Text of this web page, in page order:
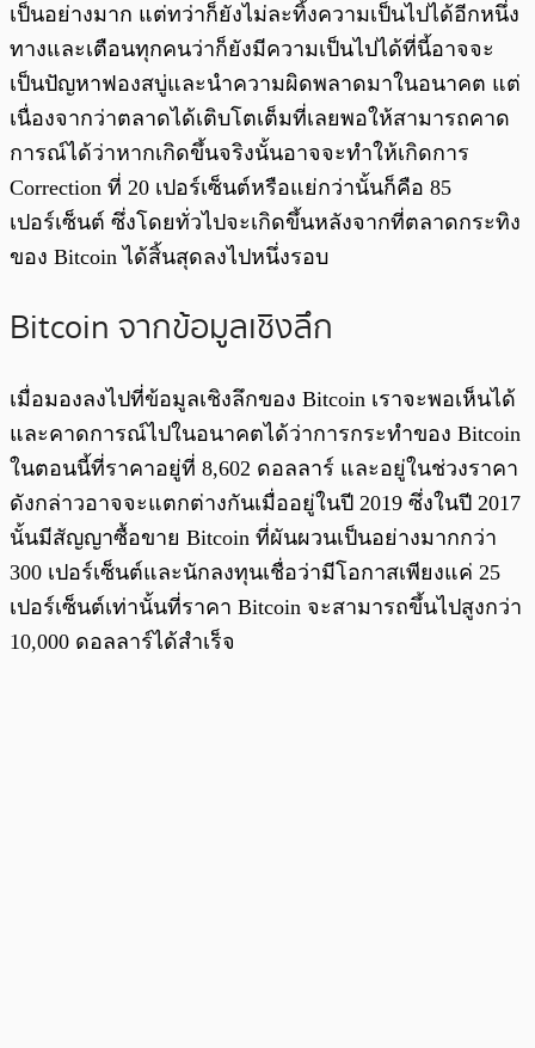
เป็นอย่างมาก แต่ทว่าก็ยังไม่ละทิ้งความเป็นไปได้อีกหนึ่ง
ทางและเตือนทุกคนว่าก็ยังมีความเป็นไปได้ที่นี้อาจจะ
เป็นปัญหาฟองสบู่และนำความผิดพลาดมาในอนาคต แต่
เนื่องจากว่าตลาดได้เติบโตเต็มที่เลยพอให้สามารถคาด
การณ์ได้ว่าหากเกิดขึ้นจริงนั้นอาจจะทำให้เกิดการ
Correction ที่ 20 เปอร์เซ็นต์หรือแย่กว่านั้นก็คือ 85
เปอร์เซ็นต์ ซึ่งโดยทั่วไปจะเกิดขึ้นหลังจากที่ตลาดกระทิง
ของ Bitcoin ได้สิ้นสุดลงไปหนึ่งรอบ
Bitcoin จากข้อมูลเชิงลึก
เมื่อมองลงไปที่ข้อมูลเชิงลึกของ Bitcoin เราจะพอเห็นได้
และคาดการณ์ไปในอนาคตได้ว่าการกระทำของ Bitcoin
ในตอนนี้ที่ราคาอยู่ที่ 8,602 ดอลลาร์ และอยู่ในช่วงราคา
ดังกล่าวอาจจะแตกต่างกันเมื่ออยู่ในปี 2019 ซึ่งในปี 2017
นั้นมีสัญญาซื้อขาย Bitcoin ที่ผันผวนเป็นอย่างมากกว่า
300 เปอร์เซ็นต์และนักลงทุนเชื่อว่ามีโอกาสเพียงแค่ 25
เปอร์เซ็นต์เท่านั้นที่ราคา Bitcoin จะสามารถขึ้นไปสูงกว่า
10,000 ดอลลาร์ได้สำเร็จ